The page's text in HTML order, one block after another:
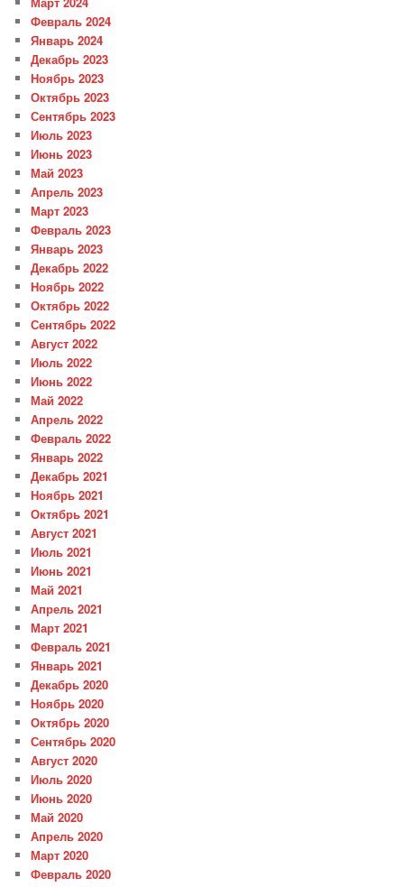
Февраль 2024
Январь 2024
Декабрь 2023
Ноябрь 2023
Октябрь 2023
Сентябрь 2023
Июль 2023
Июнь 2023
Май 2023
Апрель 2023
Март 2023
Февраль 2023
Январь 2023
Декабрь 2022
Ноябрь 2022
Октябрь 2022
Сентябрь 2022
Август 2022
Июль 2022
Июнь 2022
Май 2022
Апрель 2022
Февраль 2022
Январь 2022
Декабрь 2021
Ноябрь 2021
Октябрь 2021
Август 2021
Июль 2021
Июнь 2021
Май 2021
Апрель 2021
Март 2021
Февраль 2021
Январь 2021
Декабрь 2020
Ноябрь 2020
Октябрь 2020
Сентябрь 2020
Август 2020
Июль 2020
Июнь 2020
Май 2020
Апрель 2020
Март 2020
Февраль 2020